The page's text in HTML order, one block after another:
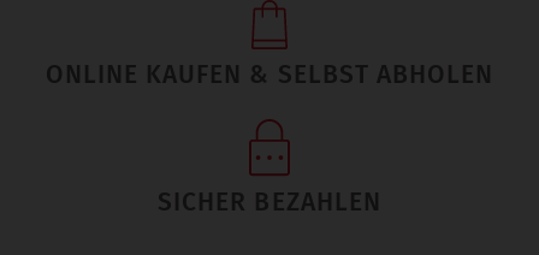
ONLINE KAUFEN & SELBST ABHOLEN
SICHER BEZAHLEN